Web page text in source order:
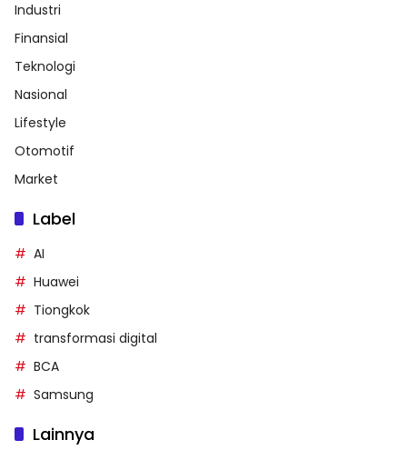
Industri
Finansial
Teknologi
Nasional
Lifestyle
Otomotif
Market
Label
AI
Huawei
Tiongkok
transformasi digital
BCA
Samsung
Lainnya